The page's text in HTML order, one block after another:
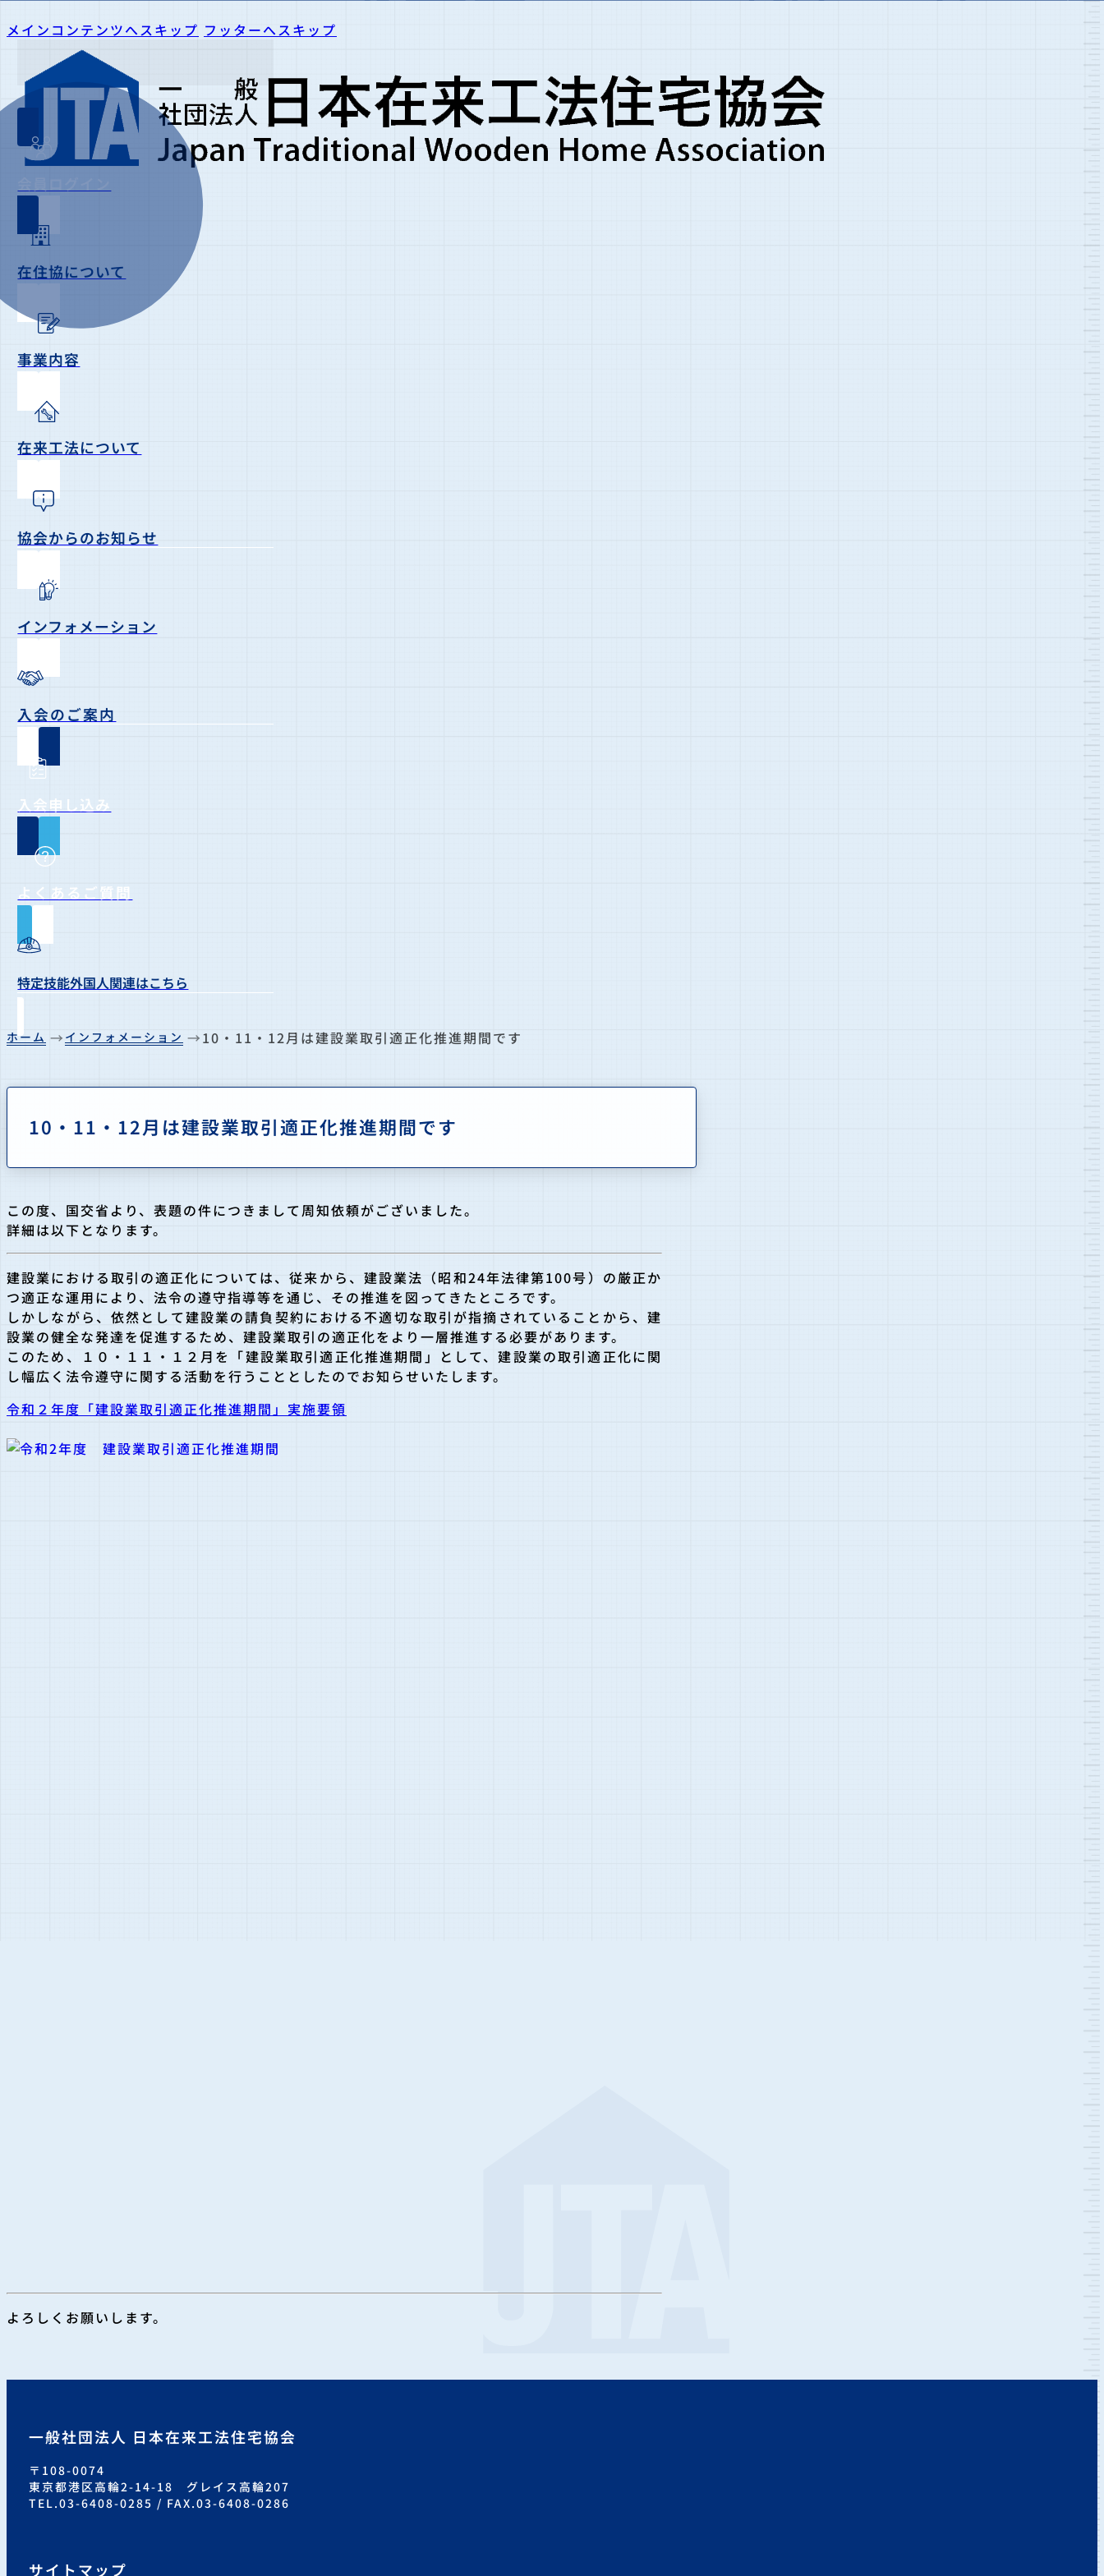
メインコンテンツへスキップ フッターへスキップ
在住協について
事業内容
在来工法について
協会からのお知らせ
インフォメーション
入会のご案内
入会申し込み
よくあるご質問
特定技能外国人関連はこちら
ホーム インフォメーション 10・11・12月は建設業取引適正化推進期間です
10・11・12月は建設業取引適正化推進期間です
この度、国交省より、表題の件につきまして周知依頼がございました。
詳細は以下となります。
建設業における取引の適正化については、従来から、建設業法（昭和24年法律第100号）の厳正か
つ適正な運用により、法令の遵守指導等を通じ、その推進を図ってきたところです。
しかしながら、依然として建設業の請負契約における不適切な取引が指摘されていることから、建
設業の健全な発達を促進するため、建設業取引の適正化をより一層推進する必要があります。
このため、１０・１１・１２月を「建設業取引適正化推進期間」として、建設業の取引適正化に関
し幅広く法令遵守に関する活動を行うこととしたのでお知らせいたします。
令和２年度「建設業取引適正化推進期間」実施要領
よろしくお願いします。
一般社団法人 日本在来工法住宅協会
〒108-0074
東京都港区高輪2-14-18 グレイス高輪207
TEL.03-6408-0285 / FAX.03-6408-0286
サイトマップ